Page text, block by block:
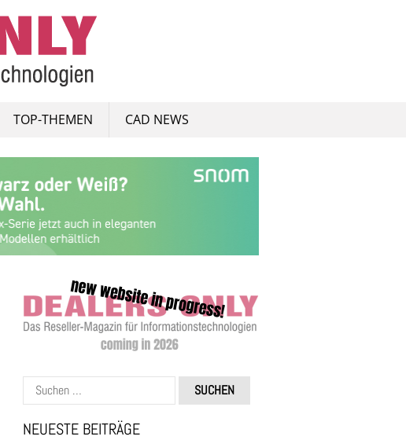
TOP-THEMEN CAD NEWS
Suchen
nach:
NEUESTE BEITRÄGE